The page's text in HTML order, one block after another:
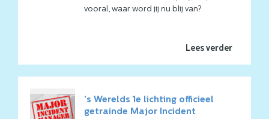
vooral, waar word jij nu blij van?
Lees verder
’s Werelds 1e lichting officieel
getrainde Major Incident